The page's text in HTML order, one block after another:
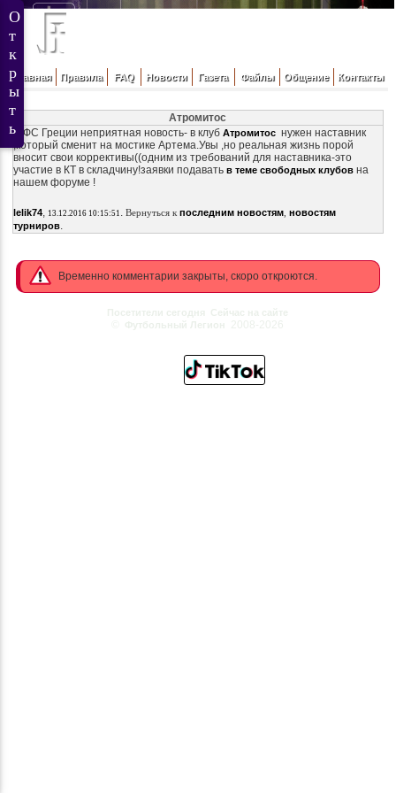
Главная Правила FAQ Новости Газета Файлы Общение Контакты
Атромитос
В ФС Греции неприятная новость- в клуб Атромитоснужен наставник
,который сменит на мостике Артема.Увы ,но реальная жизнь порой
вносит свои коррективы((одним из требований для наставника-это
участие в КТ в складчину!заявки подаватьв теме свободных клубовна
нашем форуме !
lelik74, 13.12.2016 10:15:51 . Вернуться к последним новостям, новостям
турниров.
Временно комментарии закрыты, скоро откроются.